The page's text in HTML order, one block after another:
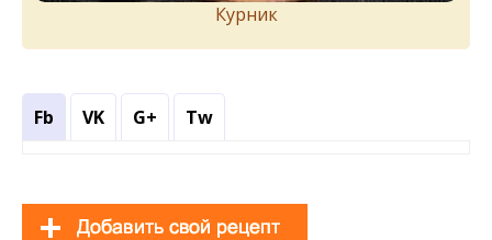
Курник
Fb VK G+ Tw